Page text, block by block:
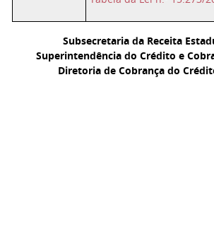
Subsecretaria da Receita
Superintendência do Crédito e
Diretoria de Cobrança do